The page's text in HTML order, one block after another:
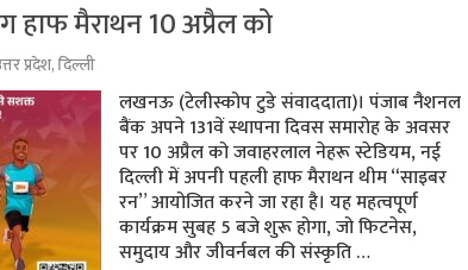
हाफ मैराथन 10 अप्रैल को
प्रदेश,दिल्ली
लखनऊ (टेलीस्कोप टुडे संवाददाता)। पंजाब नैशनल
बैंक अपने 131वें स्थापना दिवस समारोह के अवसर
पर 10 अप्रैल को जवाहरलाल नेहरू स्टेडियम, नई
दिल्ली में अपनी पहली हाफ मैराथन थीम “साइबर
रन” आयोजित करने जा रहा है। यह महत्वपूर्ण
कार्यक्रम सुबह 5 बजे शुरू होगा, जो फिटनेस,
समुदाय और जीवर्नबल की संस्कृति …